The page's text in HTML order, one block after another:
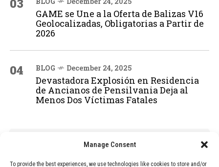
Manage Consent
To provide the best experiences, we use technologies like cookies to store and/or
03
GAME se Une a la Oferta de Balizas V16
Geolocalizadas, Obligatorias a Partir de
2026
04 BLOG December 24, 2025
Devastadora Explosión en Residencia
de Ancianos de Pensilvania Deja al
Menos Dos Víctimas Fatales